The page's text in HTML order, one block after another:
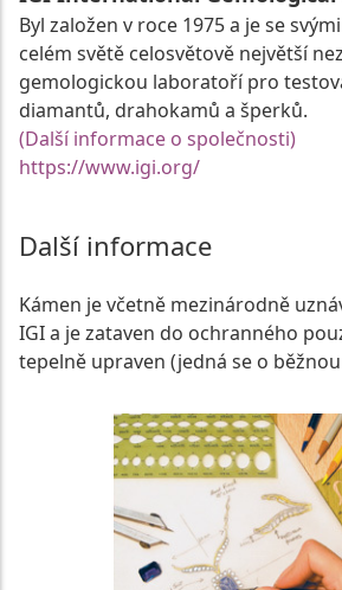
Byl založen v roce 1975 a je se
celém světě celosvětově největší
gemologickou laboratoří pro
diamantů, drahokamů a šperků.
(Další informace o společnosti)
https://www.igi.org/
Další informace
Kámen je včetně mezinárodně
IGI a je zataven do ochranného
tepelně upraven (jedná se o